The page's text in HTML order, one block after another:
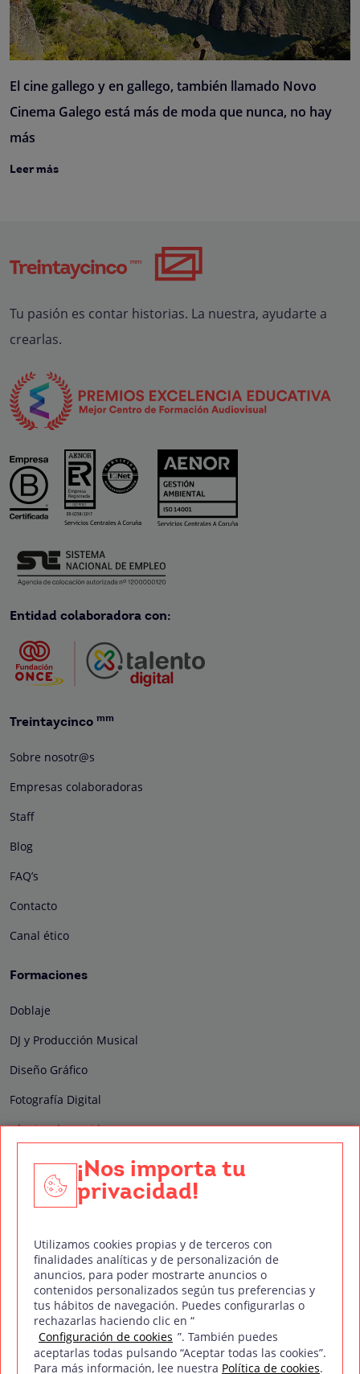
El cine gallego y en gallego, también llamado Novo
Cinema Galego está más de moda que nunca, no hay
más
Leer más
Tu pasión es contar historias. La nuestra, ayudarte a
crearlas.
Entidad colaboradora con:
Treintaycinco mm
Sobre nosotr@s
Empresas colaboradoras
Staff
Blog
FAQ’s
Contacto
Canal ético
Formaciones
Doblaje
DJ y Producción Musical
Diseño Gráfico
Fotografía Digital
Técnico de Sonido
Edición y Postproducción de Vídeo
Nuestros sellos de calidad
Síguenos en Redes Sociales
Política de privacidad Política de cookies Aviso legal
¡Nos importa tu
privacidad!
Utilizamos cookies propias y de terceros con
finalidades analíticas y de personalización de
anuncios, para poder mostrarte anuncios o
contenidos personalizados según tus preferencias y
tus hábitos de navegación. Puedes configurarlas o
rechazarlas haciendo clic en “
Configuración de cookies ”. También puedes
aceptarlas todas pulsando “Aceptar todas las cookies”.
Para más información, lee nuestra Política de cookies.